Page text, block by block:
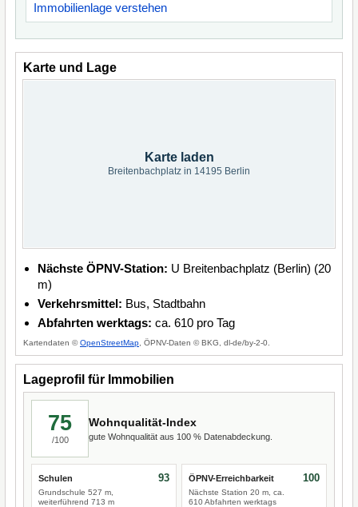
Immobilienlage verstehen
Karte und Lage
Karte laden
Breitenbachplatz in 14195 Berlin
Nächste ÖPNV-Station: U Breitenbachplatz (Berlin) (20
m)
Verkehrsmittel: Bus, Stadtbahn
Abfahrten werktags: ca. 610 pro Tag
Kartendaten ©OpenStreetMap , ÖPNV-Daten © BKG, dl-de/by-2-0.
Lageprofil für Immobilien
75
/100
Wohnqualität-Index
gute Wohnqualität aus 100 % Datenabdeckung.
Schulen
Grundschule 527 m,
weiterführend 713 m
93 ÖPNV-Erreichbarkeit
Nächste Station 20 m, ca.
610 Abfahrten werktags
100